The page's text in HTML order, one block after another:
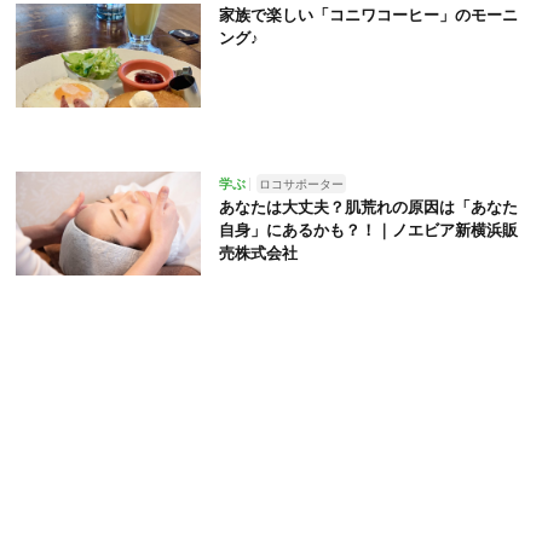
家族で楽しい「コニワコーヒー」のモーニ
ング♪
学ぶ ロコサポーター
あなたは大丈夫？肌荒れの原因は「あなた
自身」にあるかも？！｜ノエビア新横浜販
売株式会社